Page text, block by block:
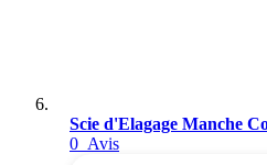
Scie d'Elagage Manche
0 Avis